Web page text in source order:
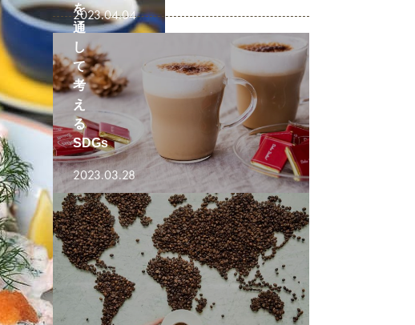
2023.04.04
を
通
し
て
考
え
る
SDGs
2023.03.28